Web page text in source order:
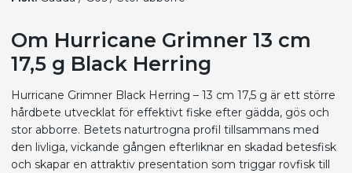
Om Hurricane Grimner 13 cm
17,5 g Black Herring
Hurricane Grimner Black Herring – 13 cm 17,5 g är ett större
hårdbete utvecklat för effektivt fiske efter gädda, gös och
stor abborre. Betets naturtrogna profil tillsammans med
den livliga, vickande gången efterliknar en skadad betesfisk
och skapar en attraktiv presentation som triggar rovfisk till